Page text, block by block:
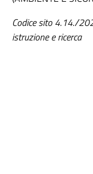
Codice sito 4.14./
istruzione e ricerca